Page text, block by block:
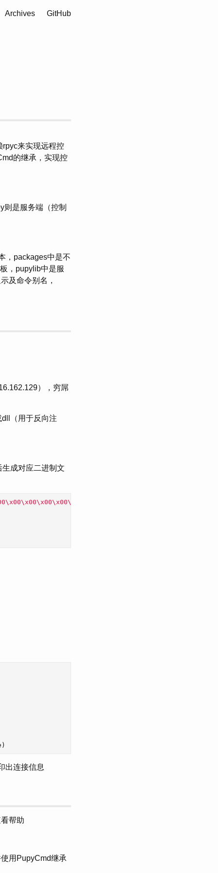
Archives GitHub
rpyc来实现远程控
的继承，实现控
是服务端（控制
，packages中是不
，pupylib中是服
及命令别名，
），穷屌
（用于反向注
成对应二进制文
)
出连接信息
帮助
用PupyCmd继承